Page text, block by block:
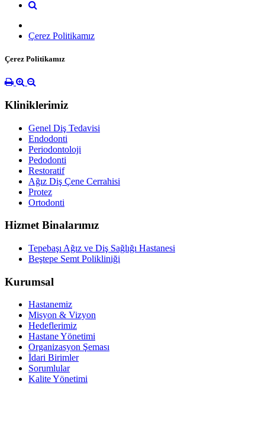
Çerez Politikamız
Çerez Politikamız
Kliniklerimiz
Genel Diş Tedavisi
Endodonti
Periodontoloji
Pedodonti
Restoratif
Ağız Diş Çene Cerrahisi
Protez
Ortodonti
Hizmet Binalarımız
Tepebaşı Ağız ve Diş Sağlığı Hastanesi
Beştepe Semt Polikliniği
Kurumsal
Hastanemiz
Misyon & Vizyon
Hedeflerimiz
Hastane Yönetimi
Organizasyon Şeması
İdari Birimler
Sorumlular
Kalite Yönetimi